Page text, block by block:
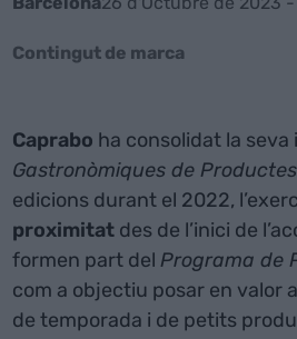
Contingut de marca
Caprabo ha consolidat la seva
Gastronòmiques de
edicions durant el 2022,
proximitatdes de l’inici de
formen part del Programa de
com a objectiu posar en valor
de temporada i de petits